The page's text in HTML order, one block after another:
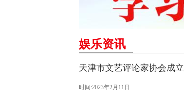
娱乐资讯
天津市文艺评论家协会成立
时间:2023年2月11日